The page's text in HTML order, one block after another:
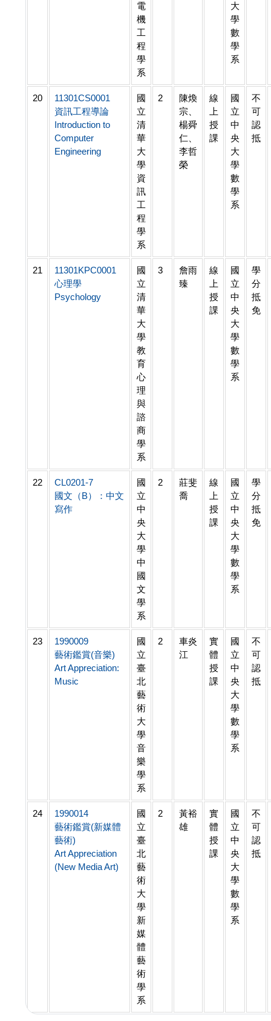
電
機
工
程
學
系
大
學
數
學
系
20
11301CS0001
資訊工程導論
Introduction to
Computer
Engineering
國
立
清
華
大
學
資
訊
工
程
學
系
2
陳煥
宗、
楊舜
仁、
李哲
榮
線
上
授
課
國
立
中
央
大
學
數
學
系
不
可
認
抵
21
11301KPC0001
心理學
Psychology
國
立
清
華
大
學
教
育
心
理
與
諮
商
學
系
3
詹雨
臻
線
上
授
課
國
立
中
央
大
學
數
學
系
學
分
抵
免
22
CL0201-7
國文（B）：中文
寫作
國
立
中
央
大
學
中
國
文
學
系
2
莊斐
喬
線
上
授
課
國
立
中
央
大
學
數
學
系
學
分
抵
免
23
1990009
藝術鑑賞(音樂)
Art Appreciation:
Music
國
立
臺
北
藝
術
大
學
音
樂
學
系
2
車炎
江
實
體
授
課
國
立
中
央
大
學
數
學
系
不
可
認
抵
24
1990014
藝術鑑賞(新媒體
藝術)
Art Appreciation
(New Media Art)
國
立
臺
北
藝
術
大
學
新
媒
體
藝
術
學
系
2
黃裕
雄
實
體
授
課
國
立
中
央
大
學
數
學
系
不
可
認
抵